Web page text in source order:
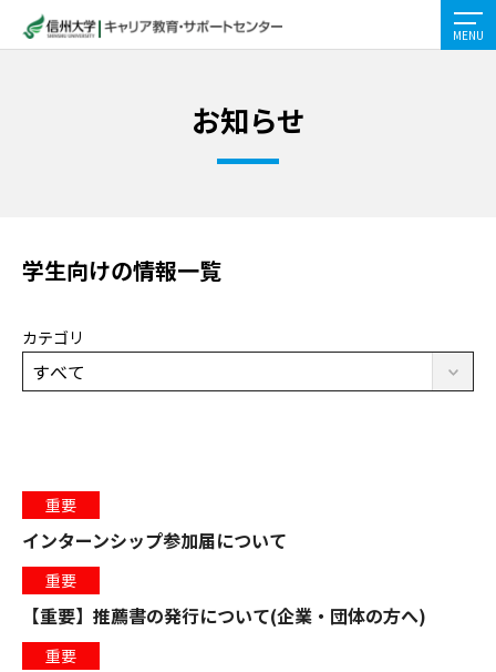
お知らせ
学生向けの情報一覧
カテゴリ
重要
インターンシップ参加届について
重要
【重要】推薦書の発行について(企業・団体の方へ)
重要
MENU